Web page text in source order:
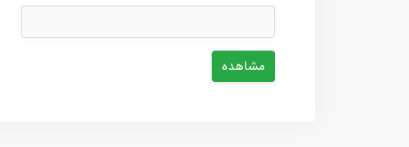
مشاهده